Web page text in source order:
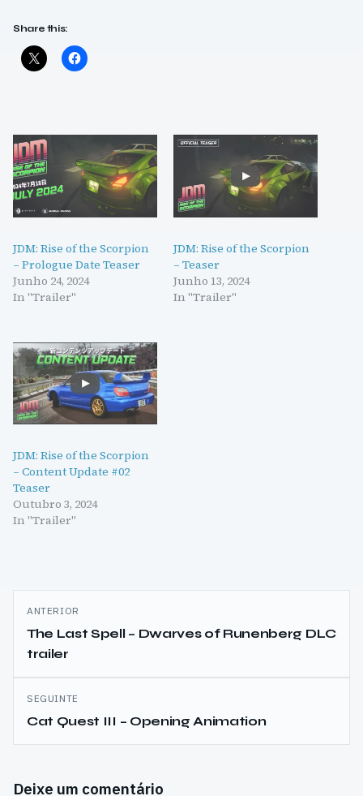
Share this:
JDM: Rise of the Scorpion
– Prologue Date Teaser
Junho 24, 2024
In "Trailer"
JDM: Rise of the Scorpion
– Teaser
Junho 13, 2024
In "Trailer"
JDM: Rise of the Scorpion
– Content Update #02
Teaser
Outubro 3, 2024
In "Trailer"
Navegação
de
artigos
ANTERIOR
The Last Spell – Dwarves of Runenberg DLC
trailer
SEGUINTE
Cat Quest III – Opening Animation
Deixe um comentário